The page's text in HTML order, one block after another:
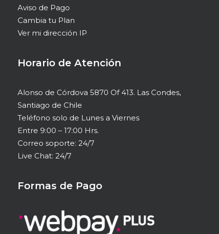
Aviso de Pago
Cambia tu Plan
Ver mi dirección IP
Horario de Atención
Alonso de Córdova 5870 Of 413. Las Condes,
Santiago de Chile
Teléfono solo de Lunes a Viernes
Entre 9:00 – 17:00 Hrs.
Correo soporte: 24/7
Live Chat: 24/7
Formas de Pago